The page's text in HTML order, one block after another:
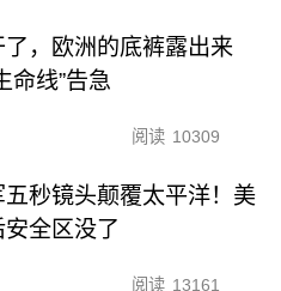
了，欧洲的底裤露出来
命线”告急
阅读 10309
五秒镜头颠覆太平洋！美
安全区没了
阅读 13161